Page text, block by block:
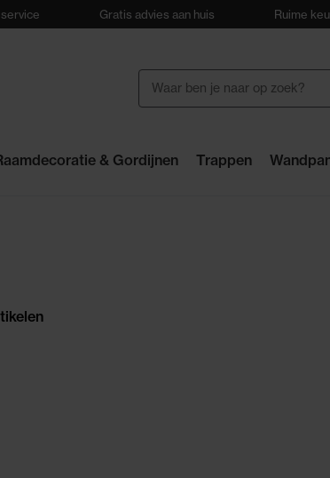
Gratis advies aan huis Ruime
& Gordijnen Trappen